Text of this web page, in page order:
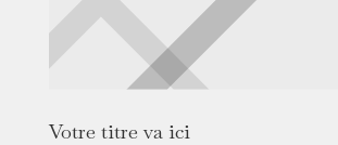
Votre titre va ici